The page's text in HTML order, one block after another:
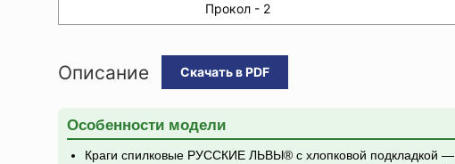
Прокол - 2
Описание Скачать в PDF
Особенности модели
Краги спилковые РУССКИЕ ЛЬВЫ® с хлопковой подкладкой —